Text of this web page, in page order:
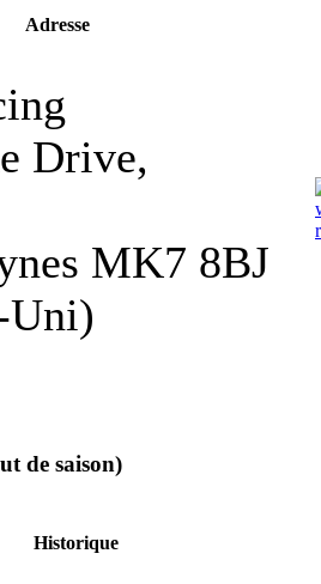
Adresse
Drive,
MK7 8BJ
Uni)
de saison)
Historique